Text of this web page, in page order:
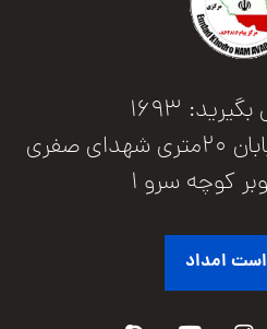
1693
اراک میدان انقلاب خیابان 20متری شهدای صفری
کوچه سرو 1
امداد